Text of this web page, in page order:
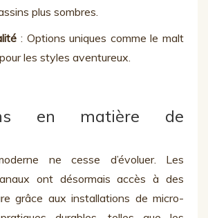
plus sombres.
: Options uniques comme le malt
les styles aventureux.
en matière de
ne cesse d’évoluer. Les
ont désormais accès à des
grâce aux installations de micro-